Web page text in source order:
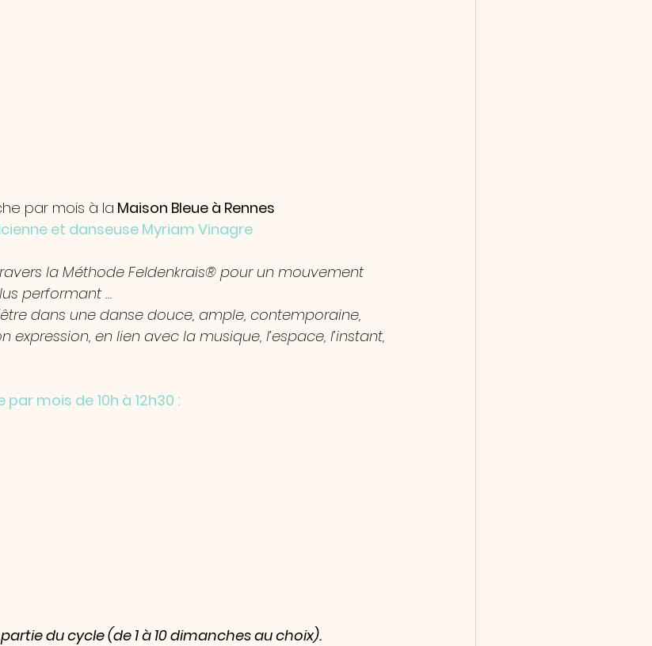
par mois à la Maison Bleue à Rennes
et danseuse Myriam Vinagre
la Méthode Feldenkrais® pour un mouvement
performant …
dans une danse douce, ample, contemporaine,
expression, en lien avec la musique, l’espace, l’instant,
mois de 10h à 12h30 :
du cycle (de 1 à 10 dimanches au choix).